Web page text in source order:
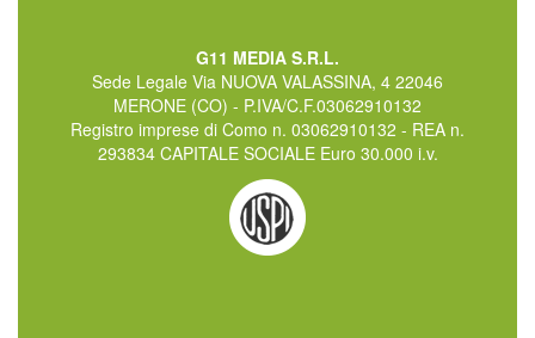
G11 MEDIA S.R.L.
Sede Legale Via NUOVA VALASSINA, 4 22046
MERONE (CO) - P.IVA/C.F.03062910132
Registro imprese di Como n. 03062910132 - REA n.
293834 CAPITALE SOCIALE Euro 30.000 i.v.